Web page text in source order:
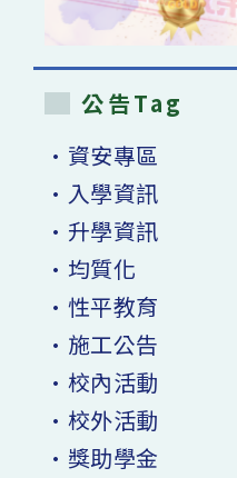
公告Tag
•資安專區
•入學資訊
•升學資訊
•均質化
•性平教育
•施工公告
•校內活動
•校外活動
•獎助學金